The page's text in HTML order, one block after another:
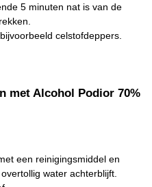
5 minuten nat is van de
celstofdeppers.
met Alcohol Podior 70%
een reinigingsmiddel en
water achterblijft.